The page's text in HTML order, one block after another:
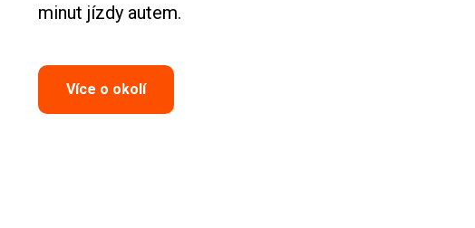
minut jízdy autem.
Více o okolí